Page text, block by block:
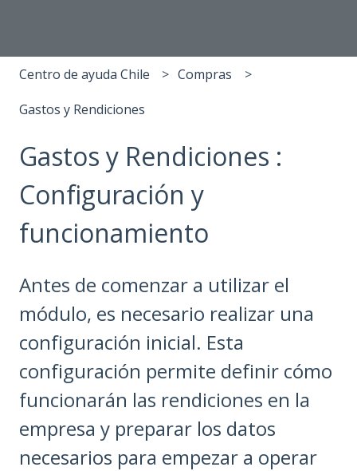
Centro de ayuda Chile Compras
Gastos y Rendiciones
Gastos y Rendiciones :
Configuración y
funcionamiento
Antes de comenzar a utilizar el
módulo, es necesario realizar una
configuración inicial. Esta
configuración permite definir cómo
funcionarán las rendiciones en la
empresa y preparar los datos
necesarios para empezar a operar